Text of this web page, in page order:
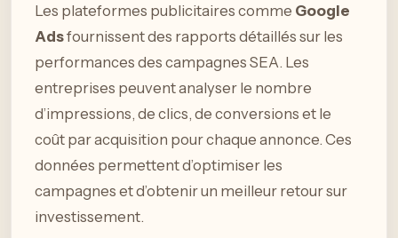
Les plateformes publicitaires comme Google
Adsfournissent des rapports détaillés sur les
performances des campagnes SEA. Les
entreprises peuvent analyser le nombre
d’impressions, de clics, de conversions et le
coût par acquisition pour chaque annonce. Ces
données permettent d’optimiser les
campagnes et d’obtenir un meilleur retour sur
investissement.